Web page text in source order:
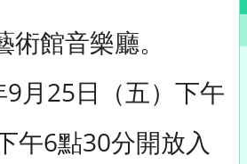
館音樂廳。
月25日（五）下午
午6點30分開放入